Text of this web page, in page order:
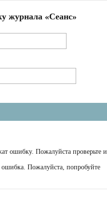
журнала «Сеанс»
ошибку. Пожалуйста проверьте и
Пожалуйста, попробуйте